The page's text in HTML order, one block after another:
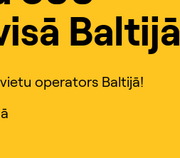
Baltijā
operators Baltijā!